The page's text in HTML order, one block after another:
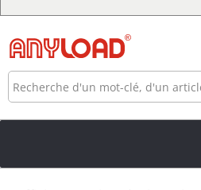
Recherche